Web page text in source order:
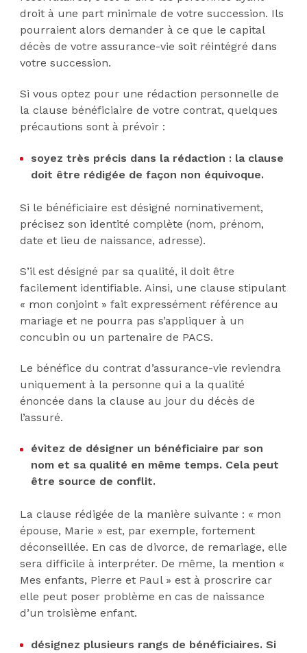
droit à une part minimale de votre succession. Ils
pourraient alors demander à ce que le capital
décès de votre assurance-vie soit réintégré dans
votre succession.
Si vous optez pour une rédaction personnelle de
la clause bénéficiaire de votre contrat, quelques
précautions sont à prévoir :
soyez très précis dans la rédaction : la clause
doit être rédigée de façon non équivoque.
Si le bénéficiaire est désigné nominativement,
précisez son identité complète (nom, prénom,
date et lieu de naissance, adresse).
S’il est désigné par sa qualité, il doit être
facilement identifiable. Ainsi, une clause stipulant
« mon conjoint » fait expressément référence au
mariage et ne pourra pas s’appliquer à un
concubin ou un partenaire de PACS.
Le bénéfice du contrat d’assurance-vie reviendra
uniquement à la personne qui a la qualité
énoncée dans la clause au jour du décès de
l’assuré.
évitez de désigner un bénéficiaire par son
nom et sa qualité en même temps. Cela peut
être source de conflit.
La clause rédigée de la manière suivante : « mon
épouse, Marie » est, par exemple, fortement
déconseillée. En cas de divorce, de remariage, elle
sera difficile à interpréter. De même, la mention «
Mes enfants, Pierre et Paul » est à proscrire car
elle peut poser problème en cas de naissance
d’un troisième enfant.
désignez plusieurs rangs de bénéficiaires. Si